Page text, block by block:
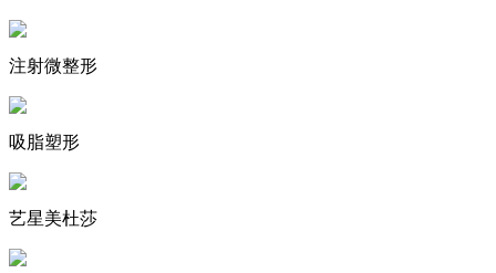
注射微整形
吸脂塑形
艺星美杜莎